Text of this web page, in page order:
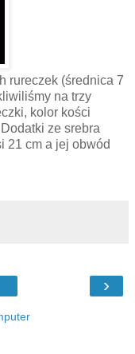
rureczek (średnica 7
na trzy
kolor kości
ze srebra
21 cm a jej obwód
›